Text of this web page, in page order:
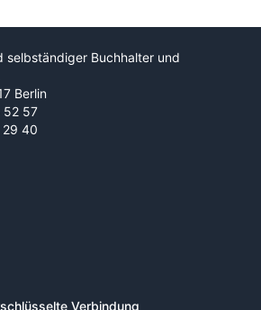
selbständiger Buchhalter und
Berlin
52 57
40
Verbindung